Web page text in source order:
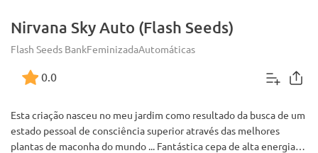
Nirvana Sky Auto (Flash Seeds)
Flash Seeds BankFeminizadaAutomáticas
0.0
Esta criação nasceu no meu jardim como resultado da busca de um
estado pessoal de consciência superior através das melhores
plantas de maconha do mundo ... Fantástica cepa de alta energia